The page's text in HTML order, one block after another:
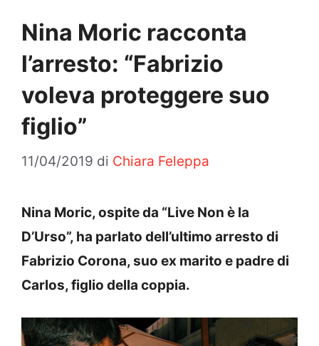
Nina Moric racconta
l’arresto: “Fabrizio
voleva proteggere suo
figlio”
11/04/2019 di Chiara Feleppa
Nina Moric, ospite da “Live Non è la
D’Urso”, ha parlato dell’ultimo arresto di
Fabrizio Corona, suo ex marito e padre di
Carlos, figlio della coppia.